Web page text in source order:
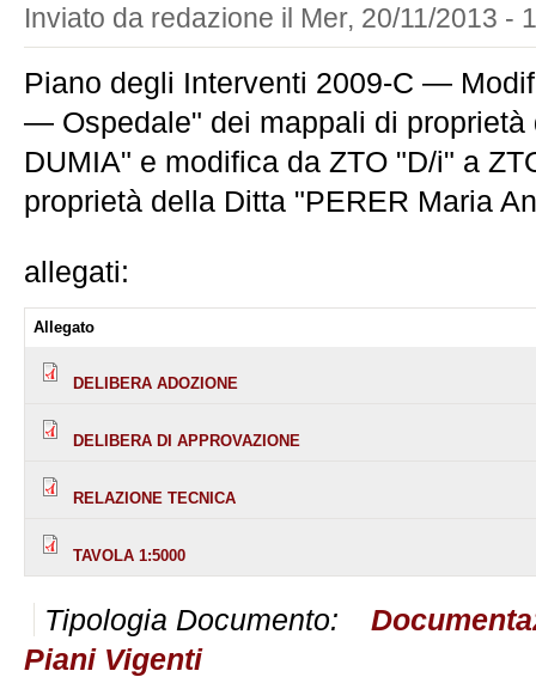
Inviato da redazione il Mer, 20/11/2013 -
Piano degli Interventi 2009-C —
— Ospedale" dei mappali di proprietà
DUMIA" e modifica da ZTO "D/i" a
proprietà della Ditta "PERER Maria
allegati:
Allegato
DELIBERA ADOZIONE
DELIBERA DI APPROVAZIONE
RELAZIONE TECNICA
TAVOLA 1:5000
Tipologia Documento:
Piani Vigenti